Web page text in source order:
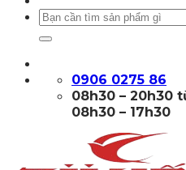
Tìm
0906 0275 86
08h30 – 20h30
08h30 – 17h30